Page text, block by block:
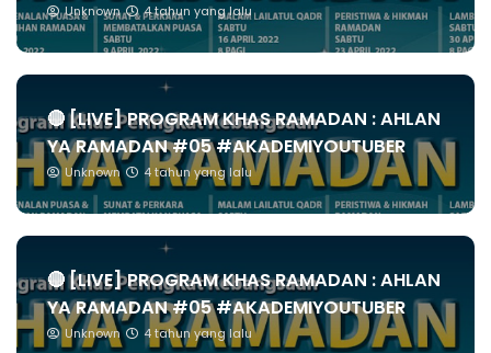
Unknown 4 tahun yang lalu
🔴 [LIVE] PROGRAM KHAS RAMADAN : AHLAN
YA RAMADAN #05 #AKADEMIYOUTUBER
Unknown 4 tahun yang lalu
🔴 [LIVE] PROGRAM KHAS RAMADAN : AHLAN
YA RAMADAN #05 #AKADEMIYOUTUBER
Unknown 4 tahun yang lalu